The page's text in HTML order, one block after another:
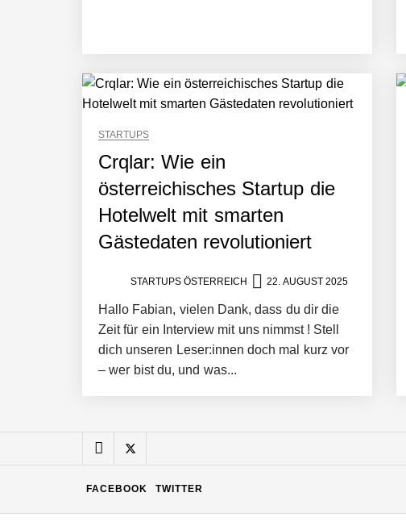
STARTUPS
Crqlar: Wie ein
österreichisches Startup die
Hotelwelt mit smarten
Gästedaten revolutioniert
STARTUPS ÖSTERREICH 22. AUGUST 2025
Hallo Fabian, vielen Dank, dass du dir die
Zeit für ein Interview mit uns nimmst ! Stell
dich unseren Leser:innen doch mal kurz vor
– wer bist du, und was...
Mazing: Verwandelt statische 2D-Bilder in
Büroabenteuer Haas im Employer Portrait
Michelle Haas von Büroabenteuer
Büroabenteuer Haas: Michelle Haas mit
FACEBOOK TWITTER